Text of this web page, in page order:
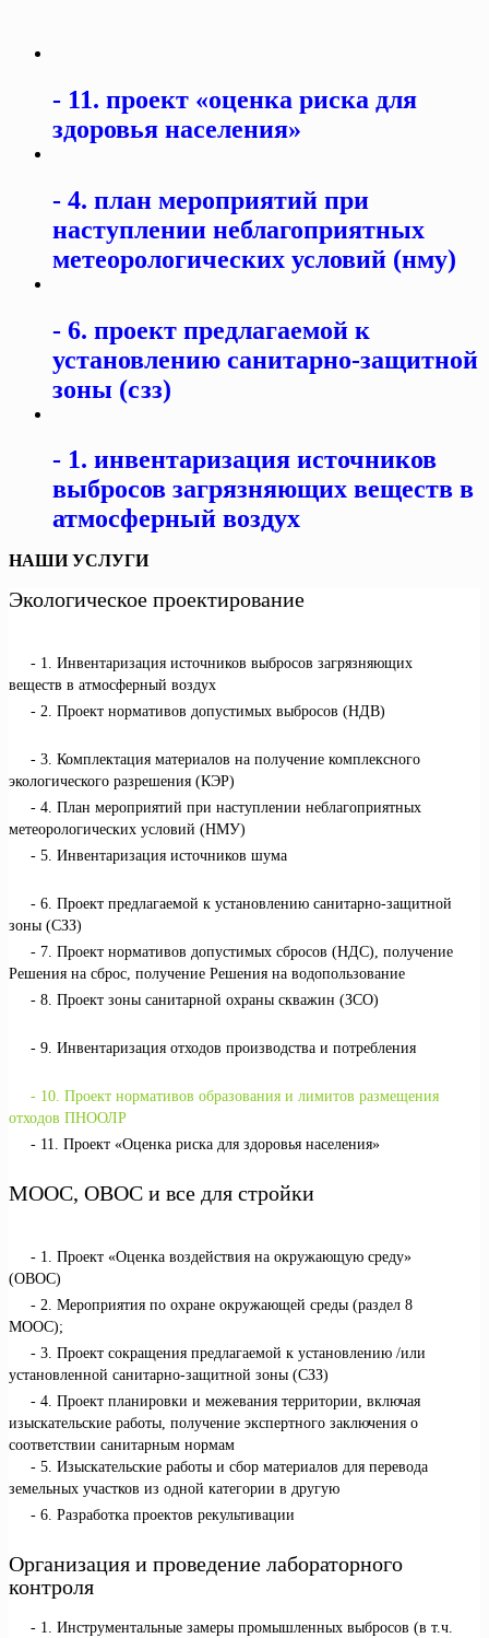
11. проект «оценка риска для
здоровья населения»
4. план мероприятий при
наступлении неблагоприятных
метеорологических условий (нму)
6. проект предлагаемой к
установлению санитарно-защитной
зоны (сзз)
1. инвентаризация источников
выбросов загрязняющих веществ в
атмосферный воздух
НАШИ УСЛУГИ
Экологическое проектирование
1. Инвентаризация источников выбросов загрязняющих
веществ в атмосферный воздух
2. Проект нормативов допустимых выбросов (НДВ)
3. Комплектация материалов на получение комплексного
экологического разрешения (КЭР)
4. План мероприятий при наступлении неблагоприятных
метеорологических условий (НМУ)
5. Инвентаризация источников шума
6. Проект предлагаемой к установлению санитарно-защитной
зоны (СЗЗ)
7. Проект нормативов допустимых сбросов (НДС), получение
Решения на сброс, получение Решения на водопользование
8. Проект зоны санитарной охраны скважин (ЗСО)
9. Инвентаризация отходов производства и потребления
10. Проект нормативов образования и лимитов размещения
отходов ПНООЛР
11. Проект «Оценка риска для здоровья населения»
МООС, ОВОС и все для стройки
1. Проект «Оценка воздействия на окружающую среду»
(ОВОС)
2. Мероприятия по охране окружающей среды (раздел 8
МООС);
3. Проект сокращения предлагаемой к установлению /или
установленной санитарно-защитной зоны (СЗЗ)
4. Проект планировки и межевания территории, включая
изыскательские работы, получение экспертного заключения о
соответствии санитарным нормам
5. Изыскательские работы и сбор материалов для перевода
земельных участков из одной категории в другую
6. Разработка проектов рекультивации
Организация и проведение лабораторного
контроля
1. Инструментальные замеры промышленных выбросов (в т.ч.